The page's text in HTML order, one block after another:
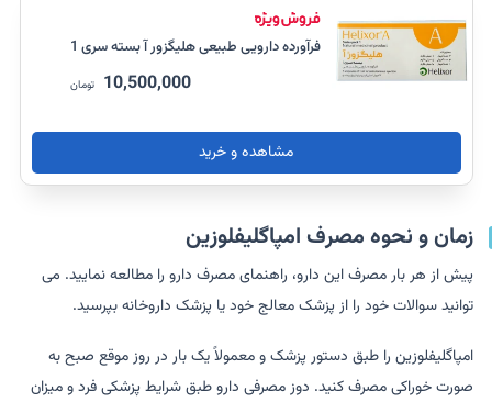
فرآورده دارویی طبیعی هلیگزور آ بسته سری 1
10,500,000 تومان
مشاهده و خرید
زمان و نحوه مصرف امپاگلیفلوزین
پیش از هر بار مصرف این دارو، راهنمای مصرف دارو را مطالعه نمایید. می
توانید سوالات خود را از پزشک معالج خود یا پزشک داروخانه بپرسید.
امپاگلیفلوزین را طبق دستور پزشک و معمولاً یک بار در روز موقع صبح به
صورت خوراکی مصرف کنید. دوز مصرفی دارو طبق شرایط پزشکی فرد و میزان